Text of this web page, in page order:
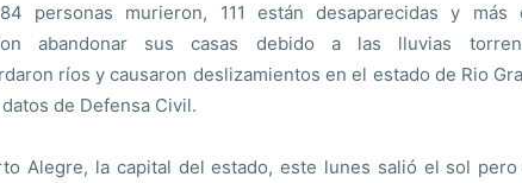
personas murieron, 111 están desaparecidas y más
abandonar sus casas debido a las lluvias
ríos y causaron deslizamientos en el estado de Rio
de Defensa Civil.
Alegre, la capital del estado, este lunes salió el sol pero